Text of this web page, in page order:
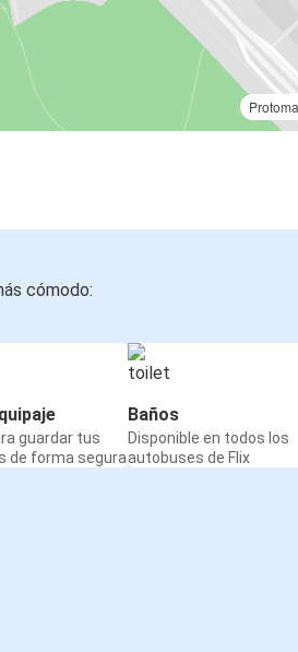
cómodo:
guardar tus
de forma segura
Baños
Disponible en todos los
autobuses de Flix